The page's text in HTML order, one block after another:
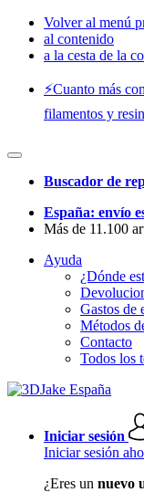
Volver al menú
al contenido
a la cesta de la
⚡️Cuanto más
filamentos y
Buscador de
España: envío
Más de 11.100
Ayuda
¿Dónde
Gastos de
Métodos
Contacto
Todos los
Iniciar sesión
Iniciar sesión
¿Eres un nuevo